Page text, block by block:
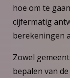
hoe om te
cijfermatig
berekeningen
Zowel
bepalen van